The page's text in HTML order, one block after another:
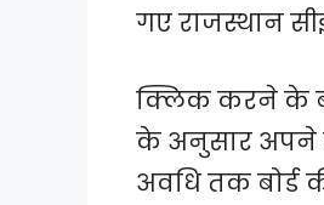
गए राजस्थान
क्लिक करने के
के अनुसार अपने
अवधि तक बोर्ड